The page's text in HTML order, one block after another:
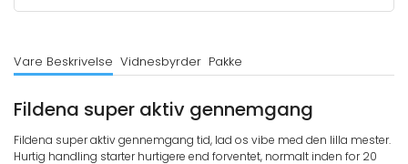
Vare Beskrivelse Vidnesbyrder Pakke
Fildena super aktiv gennemgang
Fildena super aktiv gennemgang tid, lad os vibe med den lilla mester.
Hurtig handling starter hurtigere end forventet, normalt inden for 20